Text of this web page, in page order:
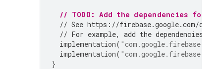
// TODO: Add the dependencies for
// See https://firebase.google.com/
// For example, add the dependencies
implementation(
implementation(
}